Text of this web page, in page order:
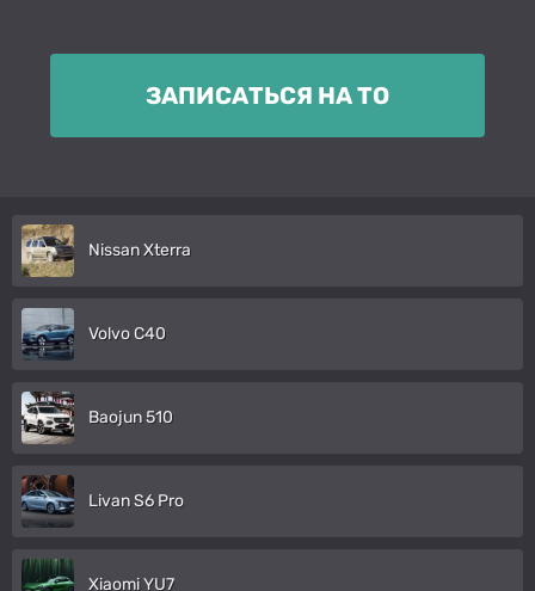
ЗАПИСАТЬСЯ НА ТО
Nissan Xterra
Volvo C40
Baojun 510
Livan S6 Pro
Xiaomi YU7